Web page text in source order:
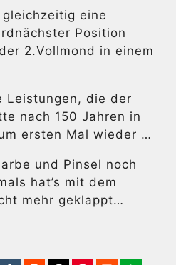
eine
Position
2.Vollmond in einem
Leistungen, die der
nach 150 Jahren in
ersten Mal wieder …
und Pinsel noch
hat’s mit dem
mehr geklappt…